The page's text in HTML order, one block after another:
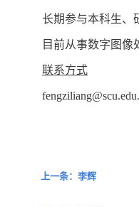
长期参与本科生、
目前从事数字图
联系方式
上一条：李辉